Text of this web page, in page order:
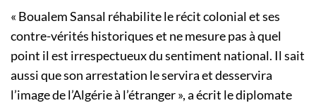
« Boualem Sansal réhabilite le récit colonial et ses
contre-vérités historiques et ne mesure pas à quel
point il est irrespectueux du sentiment national. Il sait
aussi que son arrestation le servira et desservira
l’image de l’Algérie à l’étranger », a écrit le diplomate